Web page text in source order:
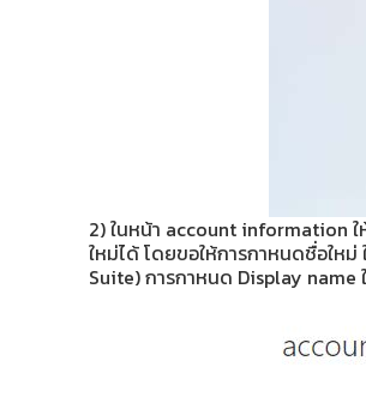
2) ในหน้า account information ใ
ใหม่ได้ โดยขอให้การกาหนดชื่อให
Suite) การกาหนด Display